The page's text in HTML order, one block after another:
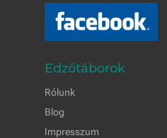
Edzőtáborok
Rólunk
Blog
Impresszum